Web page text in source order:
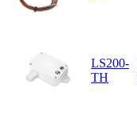
LS200-
TH